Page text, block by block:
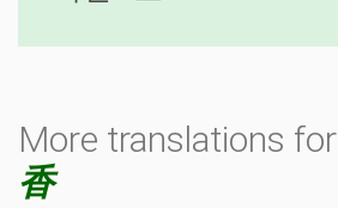
More translations for
香